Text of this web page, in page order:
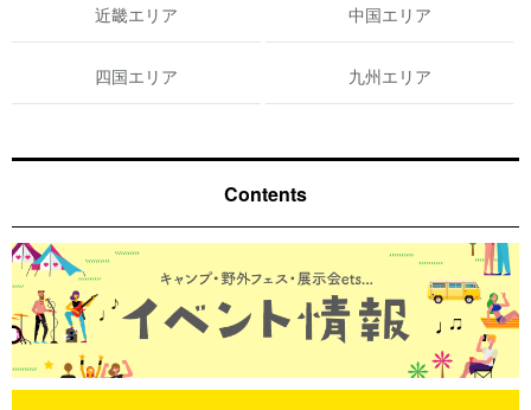
近畿エリア 中国エリア
四国エリア 九州エリア
Contents